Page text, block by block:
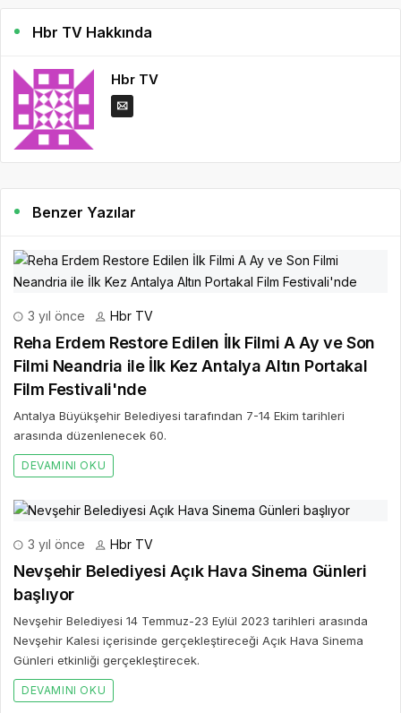
Hbr TV Hakkında
Hbr TV
Benzer Yazılar
3 yıl önce Hbr TV
Reha Erdem Restore Edilen İlk Filmi A Ay ve Son
Filmi Neandria ile İlk Kez Antalya Altın Portakal
Film Festivali'nde
Antalya Büyükşehir Belediyesi tarafından 7-14 Ekim tarihleri
arasında düzenlenecek 60.
DEVAMINI OKU
3 yıl önce Hbr TV
Nevşehir Belediyesi Açık Hava Sinema Günleri
başlıyor
Nevşehir Belediyesi 14 Temmuz-23 Eylül 2023 tarihleri arasında
Nevşehir Kalesi içerisinde gerçekleştireceği Açık Hava Sinema
Günleri etkinliği gerçekleştirecek.
DEVAMINI OKU